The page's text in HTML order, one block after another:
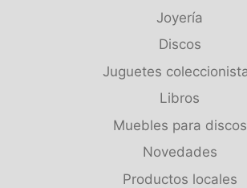
Joyería
Discos
Juguetes
Libros
Muebles para discos
Novedades
Productos locales